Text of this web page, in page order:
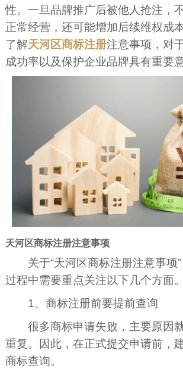
性。一旦品牌推广后被他人抢注，
正常经营，还可能增加后续维权成
了解天河区商标注册注意事项，对
成功率以及保护企业品牌具有重要意
天河区商标注册注意事项
关于“天河区商标注册注意事项
过程中需要重点关注以下几个方面。
1、商标注册前要提前查询
很多商标申请失败，主要原因
重复。因此，在正式提交申请前，
商标查询。